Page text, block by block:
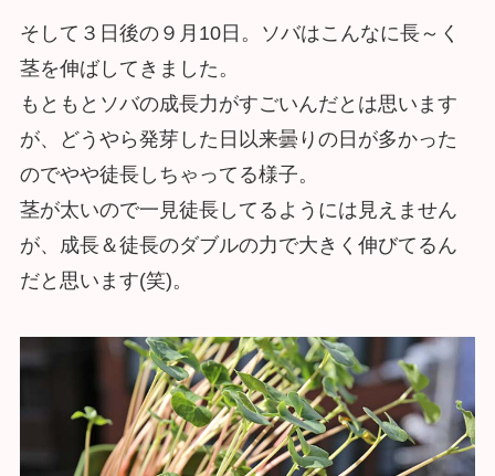
そして３日後の９月10日。ソバはこんなに長～く
茎を伸ばしてきました。
もともとソバの成長力がすごいんだとは思います
が、どうやら発芽した日以来曇りの日が多かった
のでやや徒長しちゃってる様子。
茎が太いので一見徒長してるようには見えません
が、成長＆徒長のダブルの力で大きく伸びてるん
だと思います(笑)。